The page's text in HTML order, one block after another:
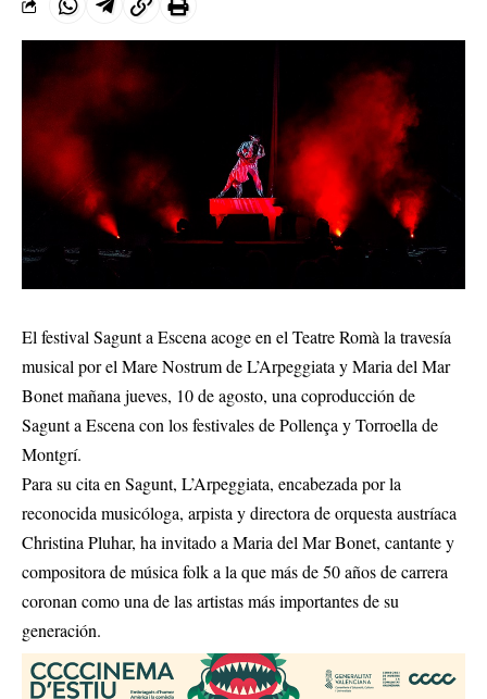
El festival Sagunt a Escena acoge en el Teatre Romà la travesía
musical por el Mare Nostrum de L’Arpeggiata y Maria del Mar
Bonet mañana jueves, 10 de agosto, una coproducción de
Sagunt a Escena con los festivales de Pollença y Torroella de
Montgrí.
Para su cita en Sagunt, L’Arpeggiata, encabezada por la
reconocida musicóloga, arpista y directora de orquesta austríaca
Christina Pluhar, ha invitado a Maria del Mar Bonet, cantante y
compositora de música folk a la que más de 50 años de carrera
coronan como una de las artistas más importantes de su
generación.